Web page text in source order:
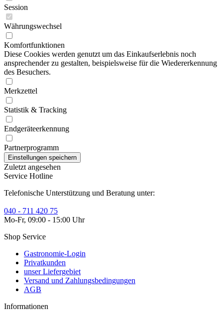
Session
Währungswechsel
Komfortfunktionen
Diese Cookies werden genutzt um das Einkaufserlebnis noch
ansprechender zu gestalten, beispielsweise für die Wiedererkennung
des Besuchers.
Merkzettel
Statistik & Tracking
Endgeräteerkennung
Partnerprogramm
Zuletzt angesehen
Service Hotline
Telefonische Unterstützung und Beratung unter:
040 - 711 420 75
Mo-Fr, 09:00 - 15:00 Uhr
Shop Service
Gastronomie-Login
Privatkunden
unser Liefergebiet
Versand und Zahlungsbedingungen
AGB
Informationen